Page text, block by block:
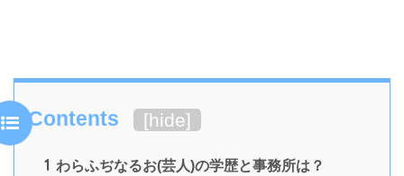
Contents [hide]
1 わらふぢなるお(芸人)の学歴と事務所は？